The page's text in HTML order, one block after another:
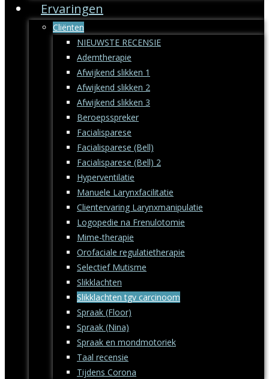
Ervaringen
Cliënten
NIEUWSTE RECENSIE
Ademtherapie
Afwijkend slikken 1
Afwijkend slikken 2
Afwijkend slikken 3
Beroepsspreker
Facialisparese
Facialisparese (Bell)
Facialisparese (Bell) 2
Hyperventilatie
Manuele Larynxfacilitatie
Clientervaring Larynxmanipulatie
Logopedie na Frenulotomie
Mime-therapie
Orofaciale regulatietherapie
Selectief Mutisme
Slikklachten
Slikklachten tgv carcinoom
Spraak (Floor)
Spraak (Nina)
Spraak en mondmotoriek
Taal recensie
Tijdens Corona